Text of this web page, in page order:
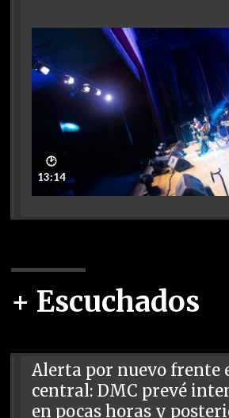
🕑
13:14
+ Escuchados
Alerta por nuevo frente
central: DMC prevé
en pocas horas y